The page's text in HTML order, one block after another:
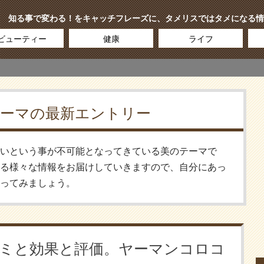
知る事で変わる！をキャッチフレーズに、タメリスではタメになる
ューティー 健康 ライフ
マの最新エントリー
という事が不可能となってきている美のテーマで
様々な情報をお届けしていきますので、自分にあっ
てみましょう。
と効果と評価。ヤーマンコロコ